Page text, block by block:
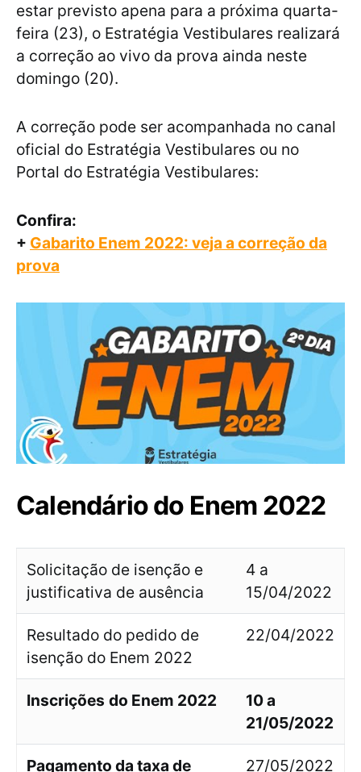
estar previsto apena para a próxima quarta-
feira (23), o Estratégia Vestibulares realizará
a correção ao vivo da prova ainda neste
domingo (20).
A correção pode ser acompanhada no canal
oficial do Estratégia Vestibulares ou no
Portal do Estratégia Vestibulares:
Confira:
+ Gabarito Enem 2022: veja a correção da
prova
Calendário do Enem 2022
Solicitação de isenção e
justificativa de ausência
4 a
15/04/2022
Resultado do pedido de
isenção do Enem 2022
22/04/2022
Inscrições do Enem 2022
10 a
21/05/2022
Pagamento da taxa de 27/05/2022